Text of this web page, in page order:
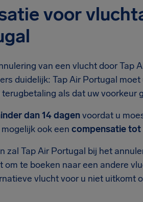
voor
van een vlucht door Tap
duidelijk: Tap Air Portugal
als dat uw voorkeur
dan 14 dagenvoordat u
ook een compensatie
zal Tap Air Portugal bij het
om te boeken naar een andere
vlucht voor u niet uitkomt